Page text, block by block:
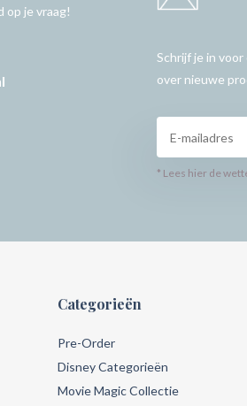
op je vraag!
Schrijf je in
over nieuwe
* Lees hier de
Categorieën
Pre-Order
Disney Categorieën
Movie Magic Collectie